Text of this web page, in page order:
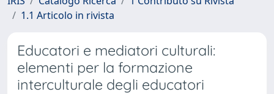
1.1 Articolo in rivista
Educatori e mediatori culturali:
elementi per la formazione
interculturale degli educatori